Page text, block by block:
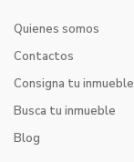
Quienes somos
Contactos
Consigna tu inmueble
Busca tu inmueble
Blog